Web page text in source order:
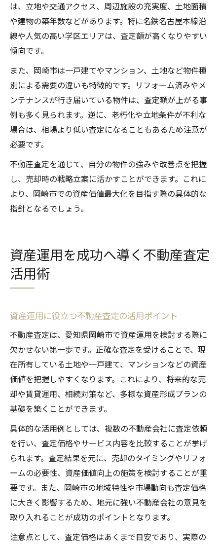
は、立地や交通アクセス、周辺施設の充実度、土地面積
や建物の築年数などがあります。特に名鉄名古屋本線沿
線や人気の高い学区エリアは、査定額が高くなりやすい
傾向です。
また、岡崎市は一戸建てやマンション、土地など物件種
別による需要の違いも特徴的です。リフォーム済みやメ
ンテナンスが行き届いている物件は、査定額が上がる事
例も多く見られます。逆に、老朽化や立地条件が不利な
場合は、相場より低い査定になることもあるため注意が
必要です。
不動産査定を通じて、自分の物件の強みや改善点を把握
し、売却時の戦略立案に活かすことができます。これに
より、岡崎市での資産価値最大化を目指す際の具体的な
指針となるでしょう。
資産運用を成功へ導く不動産査定
活用術
資産運用に役立つ不動産査定の活用ポイント
不動産査定は、愛知県岡崎市で資産運用を検討する際に
欠かせない第一歩です。正確な査定を受けることで、現
在所有している土地や一戸建て、マンションなどの資産
価値を把握しやすくなります。これにより、将来的な売
却や賃貸運用、相続対策など、多様な資産形成プランの
基礎を築くことができます。
具体的な活用例としては、複数の不動産会社に査定依頼
を行い、査定価格やサービス内容を比較することが挙げ
られます。査定結果を元に、売却のタイミングやリフォ
ームの必要性、資産価値向上の施策を検討することが重
要です。また、岡崎市の地域特性や市場動向も査定価格
に大きく影響するため、地元に強い不動産会社の意見を
取り入れることが成功のポイントとなります。
注意点として、査定価格はあくまで目安であり、実際の